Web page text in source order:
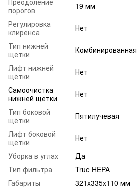
порогов
19 мм
Регулировка
клиренса
Нет
Тип нижней
щетки
Комбинированная
Лифт нижней
щётки
Нет
Самоочистка
нижней щетки
Нет
Тип боковой
щётки
Пятилучевая
Лифт боковой
щётки
Нет
Уборка в углах
Да
Тип фильтра
True HEPA
Габариты
321x335x110 мм